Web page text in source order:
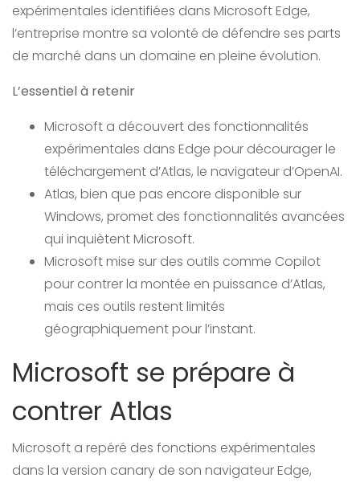
expérimentales identifiées dans Microsoft Edge,
l’entreprise montre sa volonté de défendre ses parts
de marché dans un domaine en pleine évolution.
L’essentiel à retenir
Microsoft a découvert des fonctionnalités
expérimentales dans Edge pour décourager le
téléchargement d’Atlas, le navigateur d’OpenAI.
Atlas, bien que pas encore disponible sur
Windows, promet des fonctionnalités avancées
qui inquiètent Microsoft.
Microsoft mise sur des outils comme Copilot
pour contrer la montée en puissance d’Atlas,
mais ces outils restent limités
géographiquement pour l’instant.
Microsoft se prépare à
contrer Atlas
Microsoft a repéré des fonctions expérimentales
dans la version canary de son navigateur Edge,